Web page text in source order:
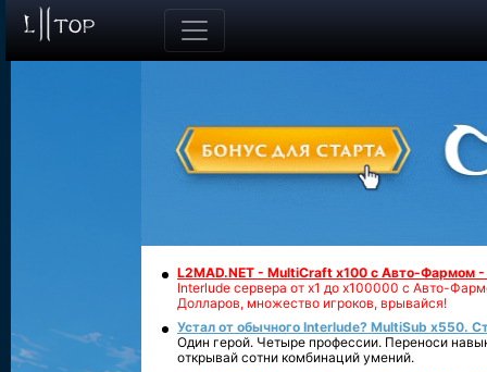
L2MAD.NET - MultiCraft x100 с Авто-Фармом
Interlude сервера от х1 до х100000 с Авто-
Долларов, множество игроков, врывайся!
Устал от обычного Interlude? MultiSub x550.
Один герой. Четыре профессии. Переноси
открывай сотни комбинаций умений.